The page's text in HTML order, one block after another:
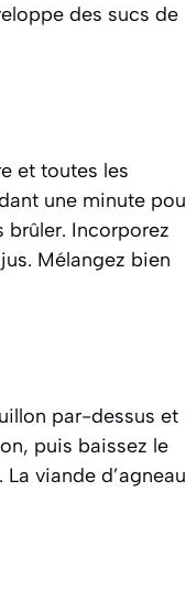
des sucs de
et toutes les
une minute
brûler. Incorporez
Mélangez bien
par-dessus et
puis baissez le
viande d’agneau